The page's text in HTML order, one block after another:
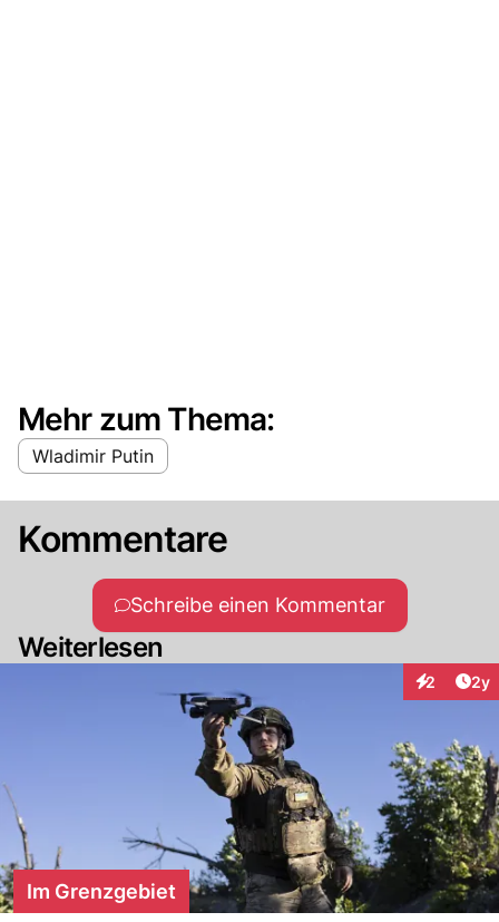
Mehr zum Thema:
Wladimir Putin
Kommentare
Schreibe einen Kommentar
Weiterlesen
2 2y
Im Grenzgebiet